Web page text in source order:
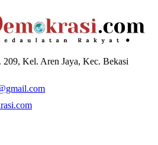
209, Kel. Aren Jaya, Kec. Bekasi